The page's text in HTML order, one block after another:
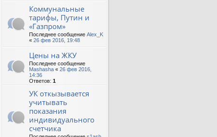
Коммунальные
тарифы, Путин и
«Газпром»
Последнее сообщение Alex_K
« 26 фев 2016, 19:48
Цены на ЖКУ
Последнее сообщение
Mashasha « 26 фев 2016,
14:36
Ответов: 1
УК откызывается
учитывать
показания
индивидуального
счетчика